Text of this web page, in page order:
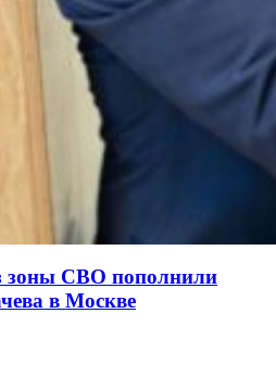
зоны СВО пополнили
в Москве